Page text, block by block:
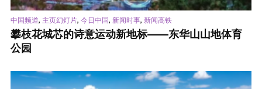
中国频道, 主页幻灯片, 今日中国, 新闻时事, 新闻高铁
攀枝花城芯的诗意运动新地标——东华山山地体育
公园